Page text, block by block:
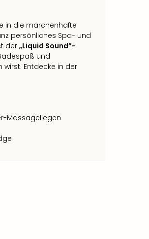
in die märchenhafte
persönliches Spa- und
der„Liquid Sound”-
und
Entdecke in der
Massageliegen